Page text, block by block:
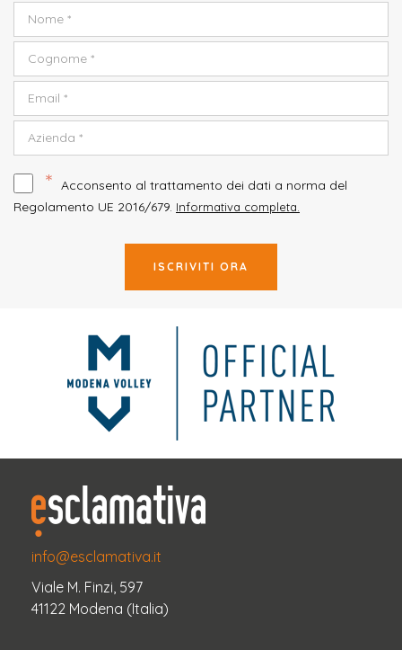
* Acconsento al trattamento dei dati a norma del
Regolamento UE 2016/679. Informativa completa.
ISCRIVITI ORA
info@esclamativa.it
Viale M. Finzi, 597
41122 Modena (Italia)